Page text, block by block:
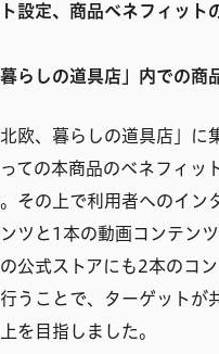
設定、商品ベネフィッ
らしの道具店」内での
欧、暮らしの道具店」に
ての本商品のベネフィッ
その上で利用者へのイ
ツと1本の動画コンテン
公式ストアにも2本のコ
うことで、ターゲット
を目指しました。